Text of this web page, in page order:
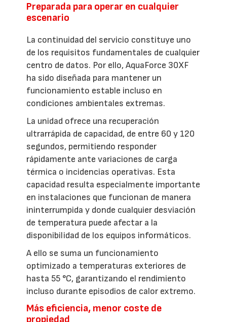
Preparada para operar en cualquier
escenario
La continuidad del servicio constituye uno
de los requisitos fundamentales de cualquier
centro de datos. Por ello, AquaForce 30XF
ha sido diseñada para mantener un
funcionamiento estable incluso en
condiciones ambientales extremas.
La unidad ofrece una recuperación
ultrarrápida de capacidad, de entre 60 y 120
segundos, permitiendo responder
rápidamente ante variaciones de carga
térmica o incidencias operativas. Esta
capacidad resulta especialmente importante
en instalaciones que funcionan de manera
ininterrumpida y donde cualquier desviación
de temperatura puede afectar a la
disponibilidad de los equipos informáticos.
A ello se suma un funcionamiento
optimizado a temperaturas exteriores de
hasta 55 °C, garantizando el rendimiento
incluso durante episodios de calor extremo.
Más eficiencia, menor coste de
propiedad